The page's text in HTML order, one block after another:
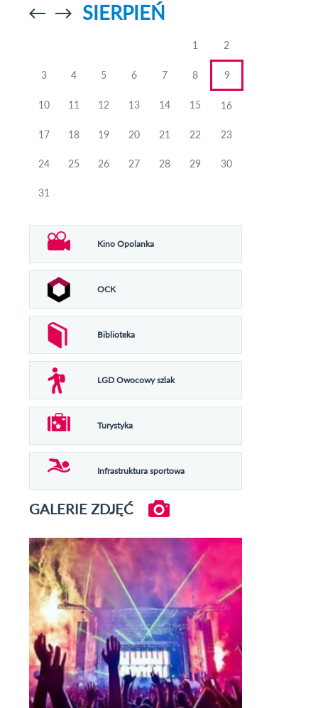
Przejdź doPrzejdź do
SIERPIEŃ
1 2
3 4 5 6 7 8 9
10 11 12 13 14 15 16
17 18 19 20 21 22 23
24 25 26 27 28 29 30
31
Kino Opolanka
OCK
Biblioteka
LGD Owocowy szlak
Turystyka
Infrastruktura sportowa
GALERIE ZDJĘĆ